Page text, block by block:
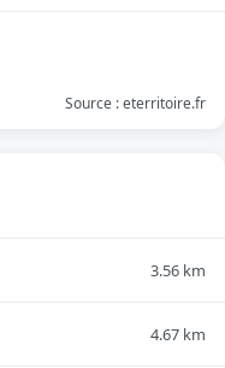
Source : eterritoire.fr
3.56 km
4.67 km